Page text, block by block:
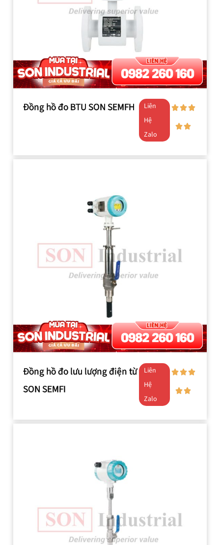
Đồng hồ đo BTU SON SEMFH
Liên
Hệ
Zalo
Đồng hồ đo lưu lượng điện từ
SON SEMFI
Liên
Hệ
Zalo